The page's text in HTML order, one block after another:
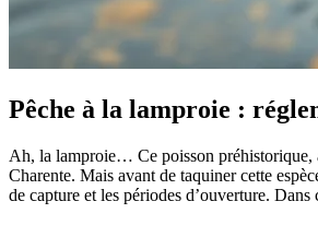
Pêche à la lamproie :
Ah, la lamproie… Ce poisson préhistorique,
Charente. Mais avant de taquiner cette
de capture et les périodes d’ouverture.